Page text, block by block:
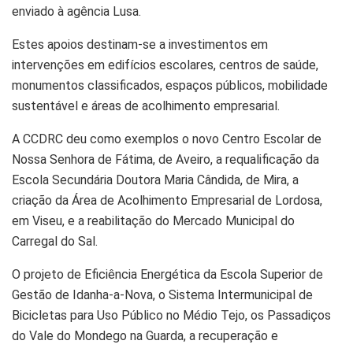
enviado à agência Lusa.
Estes apoios destinam-se a investimentos em
intervenções em edifícios escolares, centros de saúde,
monumentos classificados, espaços públicos, mobilidade
sustentável e áreas de acolhimento empresarial.
A CCDRC deu como exemplos o novo Centro Escolar de
Nossa Senhora de Fátima, de Aveiro, a requalificação da
Escola Secundária Doutora Maria Cândida, de Mira, a
criação da Área de Acolhimento Empresarial de Lordosa,
em Viseu, e a reabilitação do Mercado Municipal do
Carregal do Sal.
O projeto de Eficiência Energética da Escola Superior de
Gestão de Idanha-a-Nova, o Sistema Intermunicipal de
Bicicletas para Uso Público no Médio Tejo, os Passadiços
do Vale do Mondego na Guarda, a recuperação e